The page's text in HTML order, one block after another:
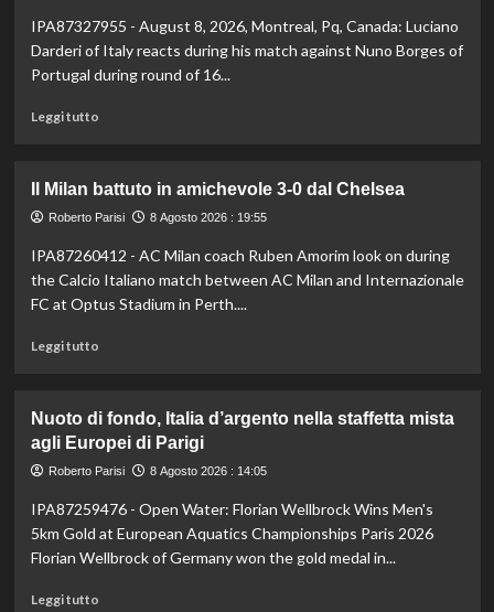
IPA87327955 - August 8, 2026, Montreal, Pq, Canada: Luciano
Darderi of Italy reacts during his match against Nuno Borges of
Portugal during round of 16...
Leggi tuttoLeggi
Darderi
avanza
quarti
a
Montreal,
battuto
Il Milan battuto in amichevole 3-0 dal Chelsea
Roberto Parisi 8 Agosto 2026 : 19:55
IPA87260412 - AC Milan coach Ruben Amorim look on during
the Calcio Italiano match between AC Milan and Internazionale
FC at Optus Stadium in Perth....
Leggi tuttoLeggi
Il
Milan
battuto
amichevole
3-
0
Nuoto di fondo, Italia d’argento nella staffetta mista
agli Europei di Parigi
Roberto Parisi 8 Agosto 2026 : 14:05
IPA87259476 - Open Water: Florian Wellbrock Wins Men's
5km Gold at European Aquatics Championships Paris 2026
Florian Wellbrock of Germany won the gold medal in...
Leggi tuttoLeggi